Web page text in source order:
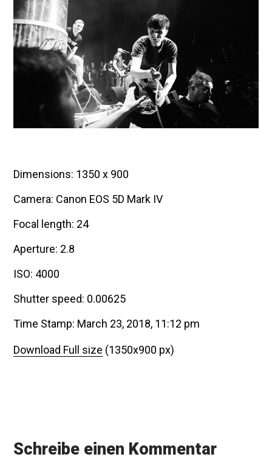
Dimensions: 1350 x 900
Camera: Canon EOS 5D Mark IV
Focal length: 24
Aperture: 2.8
ISO: 4000
Shutter speed: 0.00625
Time Stamp: March 23, 2018, 11:12 pm
Download Full size (1350x900 px)
Schreibe einen Kommentar